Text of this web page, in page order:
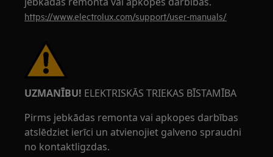
https://www.electrolux.com/support/user-manuals/
UZMANĪBU! ELEKTRISKĀS TRIEKAS BĪSTAMĪBA
Pirms jebkādas remonta vai apkopes darbības
atslēdziet ierīci un atvienojiet galveno spraudni
no kontaktligzdas.